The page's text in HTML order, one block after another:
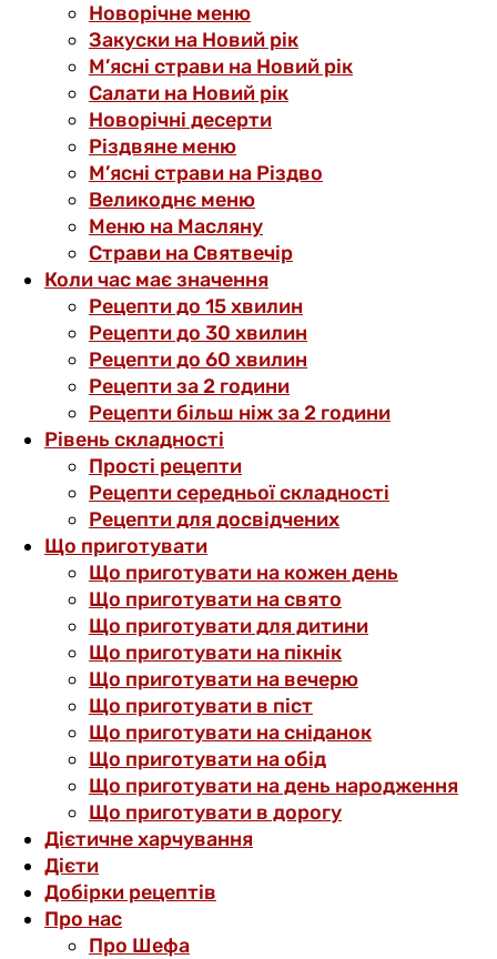
Новорічне меню
Закуски на Новий рік
М’ясні страви на Новий рік
Салати на Новий рік
Новорічні десерти
Різдвяне меню
М’ясні страви на Різдво
Великоднє меню
Меню на Масляну
Страви на Святвечір
Коли час має значення
Рецепти до 15 хвилин
Рецепти до 30 хвилин
Рецепти до 60 хвилин
Рецепти за 2 години
Рецепти більш ніж за 2 години
Рівень складності
Прості рецепти
Рецепти середньої складності
Рецепти для досвідчених
Що приготувати
Що приготувати на кожен день
Що приготувати на свято
Що приготувати для дитини
Що приготувати на пікнік
Що приготувати на вечерю
Що приготувати в піст
Що приготувати на сніданок
Що приготувати на обід
Що приготувати на день народження
Що приготувати в дорогу
Дієтичне харчування
Дієти
Добірки рецептів
Про нас
Про Шефа